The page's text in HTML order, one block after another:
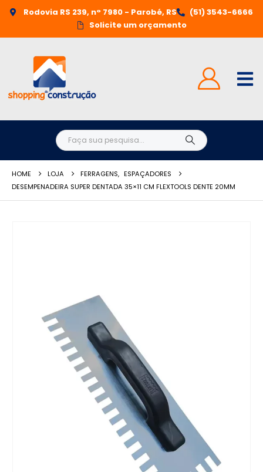
Rodovia RS 239, n° 7980 - Parobé, RS
(51) 3543-6666
Solicite um orçamento
HOME LOJA FERRAGENS, ESPAÇADORES
DESEMPENADEIRA SUPER DENTADA 35×11 CM FLEXTOOLS DENTE 20MM